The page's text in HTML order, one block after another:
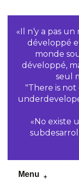
«Il n‘y a pas
développé
monde
développé,
seul
"There is
«No existe
Menu